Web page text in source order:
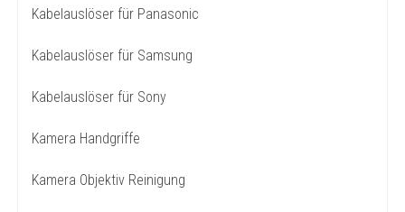
Kabelauslöser für Panasonic
Kabelauslöser für Samsung
Kabelauslöser für Sony
Kamera Handgriffe
Kamera Objektiv Reinigung